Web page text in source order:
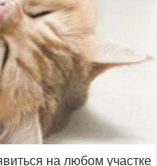
на любом участке